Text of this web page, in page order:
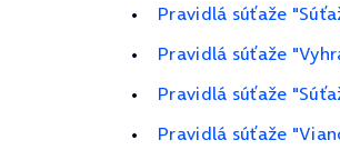
Pravidlá súťaže
Pravidlá súťaže
Pravidlá súťaže
Pravidlá súťaže